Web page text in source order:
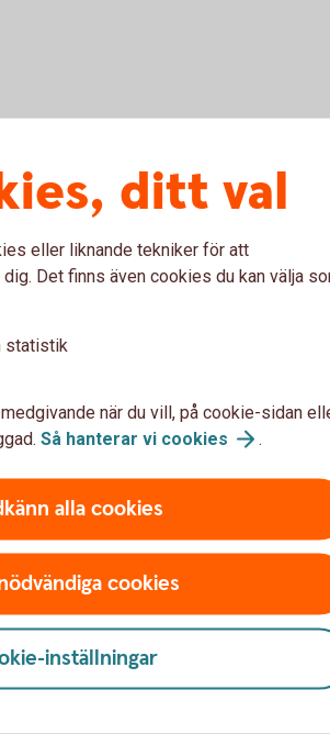
fonder strävar
en avkastning som
genomsnittliga
de marknader där
som är högre än
ditt val
eller liknande tekniker för att
Det finns även cookies du kan välja
statistik
när du vill, på cookie-sidan
Så hanterar vi cookies .
alla cookies
cookies
inställningar